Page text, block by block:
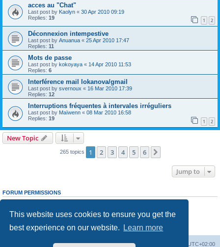
This website uses cookies to ensure you get the
best experience on our website.
Learn more
acces au "Chat"
Last post by Kaolyn « 30 Apr 2010 09:19
Replies: 19 1 2
Déconnexion intempestive
Last post by Anuanua « 25 Apr 2010 17:47
Replies: 11
Mots de passe
Last post by kokoyaya « 14 Apr 2010 11:53
Replies: 6
Interférence mail lokanova/gmail
Last post by svernoux « 16 Mar 2010 17:39
Replies: 12
Interruptions fréquentes à intervales irréguliers
Last post by Maïwenn « 08 Mar 2010 16:58
Replies: 19 1 2
New Topic
265 topics 1 2 3 4 5 6
Jump to
FORUM PERMISSIONS
cannotedit your posts in this forum
Youcannotpost attachments in this forum
UTC+02:00
Delete cookies